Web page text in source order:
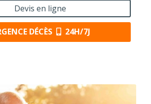
Devis en ligne
DÉCÈS 24H/7J
DES OBSÈQUES